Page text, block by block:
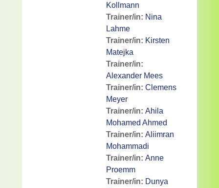
Kollmann
Trainer/in: Nina
Lahme
Trainer/in: Kirsten
Matejka
Trainer/in:
Alexander Mees
Trainer/in: Clemens
Meyer
Trainer/in: Ahila
Mohamed Ahmed
Trainer/in: Aliimran
Mohammadi
Trainer/in: Anne
Proemm
Trainer/in: Dunya